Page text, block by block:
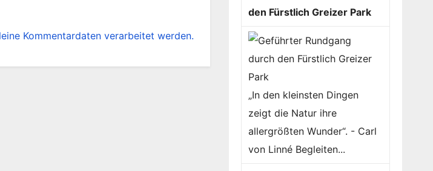
Kommentardaten verarbeitet werden.
den Fürstlich Greizer Park
„In den kleinsten Dingen
zeigt die Natur ihre
allergrößten Wunder“. - Carl
von Linné Begleiten...